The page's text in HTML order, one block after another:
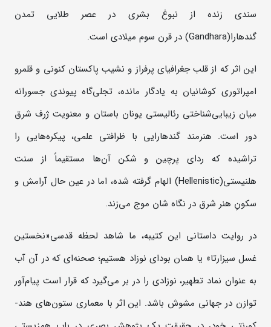
سندی زنده از نبوغ بشری در عصر طلایی تمدن
گندهارا(Gandhara) در قرن سوم میلادی است.
این اثر که از قلب جغرافیای پرفراز و نشیب پاکستان کنونی و قلمرو
امپراتوری کوشانیان به یادگار مانده، تجلی‌گاه پیوندی جسورانه
میان زیبایی‌شناختی رئالیستی یونان باستان و معنویت ژرف شرق
دور است. هنرمند گندهارایی با ظرافتی علمی، پیکره‌هایی را
تراشیده که ردای پرچین و شکن آن‌ها مستقیماً از سنت
هلنیستی(Hellenistic) الهام گرفته شده، اما در عین حال آرامش و
سکونِ هنر شرق در نگاه شان موج می‌زند.
در روایت داستانی این کتیبه، ما شاهد لحظه قدسی«نخستین
غسل سیزارتا» یا همان بودای نوزاد هستیم؛ صحنه‌ای که در آن آب
به عنوان نماد تطهیر، نوزادی را در بر می‌گیرد که قرار است پیام‌آور
توازن در جهانی مشوش باشد. این اثر با معماری ستون‌های هند-